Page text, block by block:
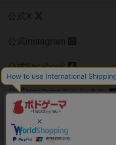
公式X
公式instagram
公式Facebook
公式YouTubeチャンネル